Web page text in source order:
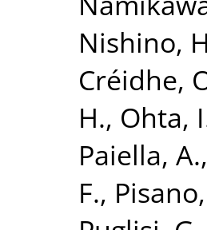
Nishino,
Créidhe,
H., Ohta,
Paiella, A.,
F.,